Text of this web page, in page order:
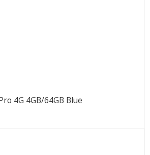
4G 4GB/64GB Blue